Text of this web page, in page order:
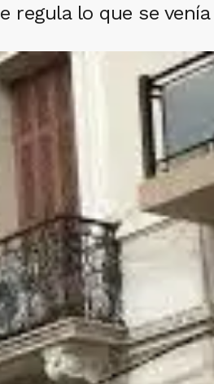
regula lo que se venía